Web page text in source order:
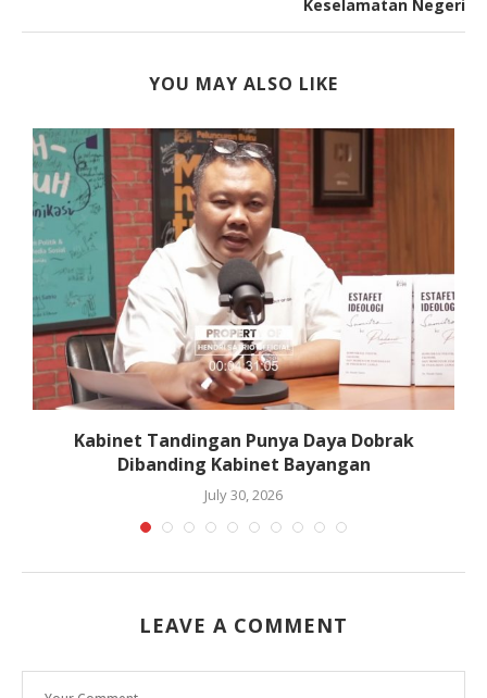
Keselamatan Negeri
YOU MAY ALSO LIKE
Kabinet Tandingan Punya Daya Dobrak
Dibanding Kabinet Bayangan
July 30, 2026
LEAVE A COMMENT